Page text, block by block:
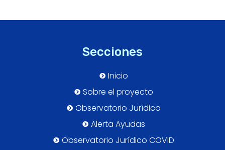
Secciones
Inicio
Sobre el proyecto
Observatorio Jurídico
Alerta Ayudas
Observatorio Jurídico COVID